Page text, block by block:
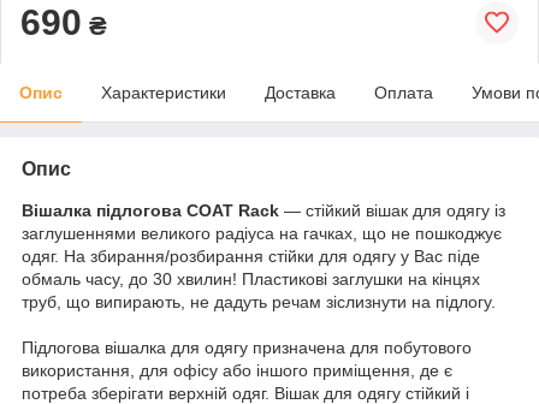
690 ₴
Опис Характеристики Доставка Оплата Умови
Опис
Вішалка підлогова COAT Rack — стійкий вішак для одягу із
заглушеннями великого радіуса на гачках, що не пошкоджує
одяг. На збирання/розбирання стійки для одягу у Вас піде
обмаль часу, до 30 хвилин! Пластикові заглушки на кінцях
труб, що випирають, не дадуть речам зіслизнути на підлогу.
Підлогова вішалка для одягу призначена для побутового
використання, для офісу або іншого приміщення, де є
потреба зберігати верхній одяг. Вішак для одягу стійкий і